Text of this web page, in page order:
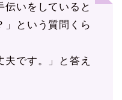
伝いをしていると
」という質問くら
です。」と答え